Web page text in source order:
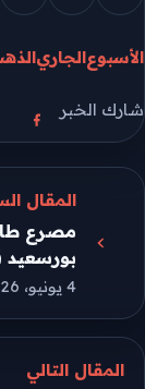
الأسبوعالجاري
شارك الخبر
المقال
مصرع
بورسعيد
4 يونيو، 2026
المقال التالي